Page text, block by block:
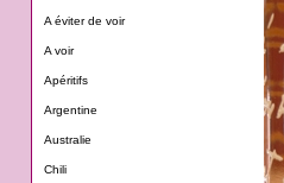
A éviter de voir
A voir
Apéritifs
Argentine
Australie
Chili